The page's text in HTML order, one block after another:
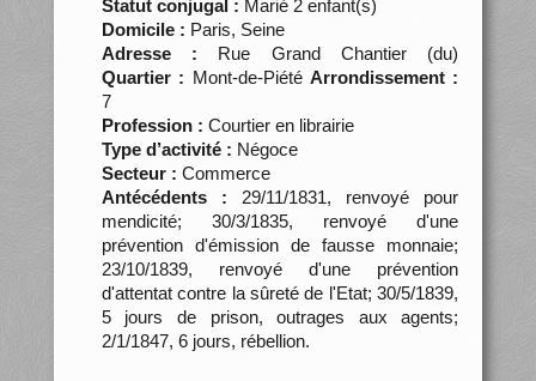
Statut conjugal : Marié 2 enfant(s)
Domicile : Paris, Seine
Adresse : Rue Grand Chantier (du)
Quartier : Mont-de-Piété Arrondissement :
7
Profession : Courtier en librairie
Type d’activité : Négoce
Secteur : Commerce
Antécédents : 29/11/1831, renvoyé pour
mendicité; 30/3/1835, renvoyé d'une
prévention d'émission de fausse monnaie;
23/10/1839, renvoyé d'une prévention
d'attentat contre la sûreté de l'Etat; 30/5/1839,
5 jours de prison, outrages aux agents;
2/1/1847, 6 jours, rébellion.